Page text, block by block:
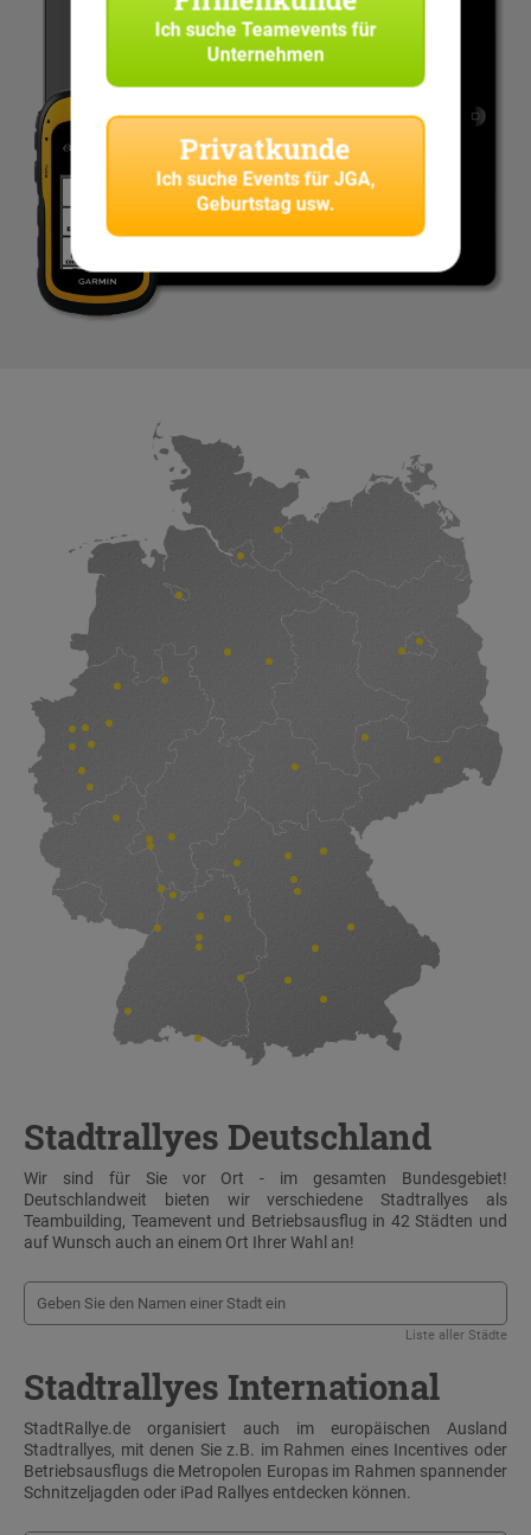
Stadtrallyes Deutschland
Wir sind für Sie vor Ort - im gesamten Bundesgebiet!
Deutschlandweit bieten wir verschiedene Stadtrallyes als
Teambuilding, Teamevent und Betriebsausflug in 42 Städten und
auf Wunsch auch an einem Ort Ihrer Wahl an!
Liste aller Städte
Stadtrallyes International
StadtRallye.de organisiert auch im europäischen Ausland
Stadtrallyes, mit denen Sie z.B. im Rahmen eines Incentives oder
Betriebsausflugs die Metropolen Europas im Rahmen spannender
Schnitzeljagden oder iPad Rallyes entdecken können.
Ich sucheTeamevents für
Unternehmen
Privatkunde
Ich suche Events für JGA,
Geburtstag usw.